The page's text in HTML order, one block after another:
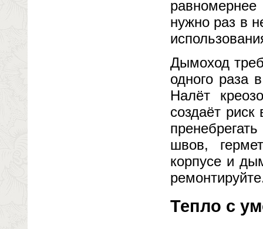
нужно раз в
Дымоход
одного раза
Налёт
создаёт
швов,
корпусе и
Тепло с